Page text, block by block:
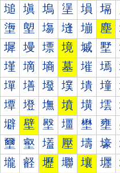
塠 塡 塢 塣 塤 塥
塰 塱 塲 塳 塴 塵
墀 墁 墂 境 墄 墅
墐 墑 墒 墓 墔 墕
墠 墡 墢 墣 墤 墥
墰 墱 墲 墳 墴 墵
壀 壁 壂 壃 壄 壅
壐 壑 壒 壓 壔 壕
壠 壡 壢 壣 壤 壥